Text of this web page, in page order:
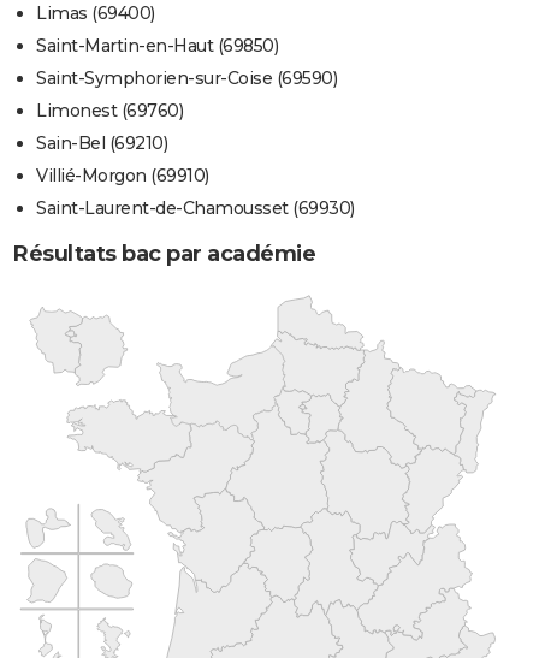
Limas (69400)
Saint-Martin-en-Haut (69850)
Saint-Symphorien-sur-Coise (69590)
Limonest (69760)
Sain-Bel (69210)
Villié-Morgon (69910)
Saint-Laurent-de-Chamousset (69930)
Résultats bac par académie